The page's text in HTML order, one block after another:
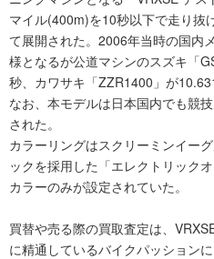
マイル(400m)を10秒以下で走り抜
て展開された。2006年当時の国内
様となるが公道マシンのスズキ「
秒、カワサキ「ZZR1400」が
なお、本モデルは日本国内でも競
された。
カラーリングはスクリーミンイー
ックを採用した「エレクトリック
カラーのみが設定されていた。
買替や売る際の買取査定は、
に精通しているバイクパッションに